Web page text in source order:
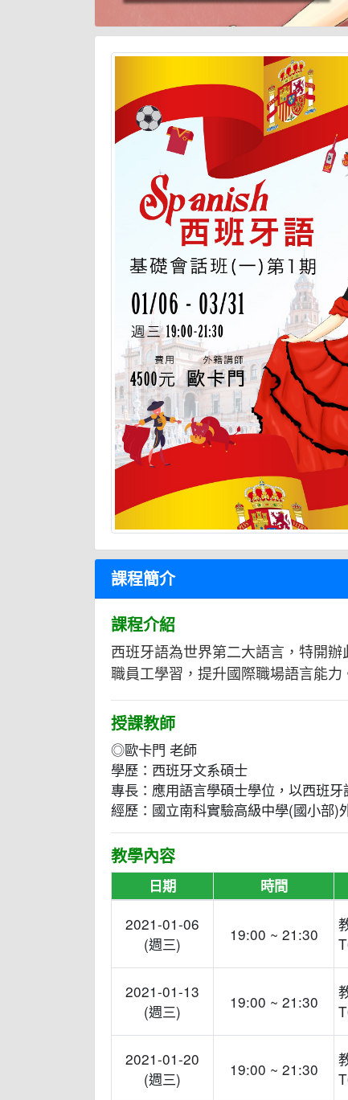
課程簡介
課程介紹
西班牙語為世界第二大語言，特開
職員工學習，提升國際職場語言能力
授課教師
◎歐卡門 老師
學歷：西班牙文系碩士
專長：應用語言學碩士學位，以西班
經歷：國立南科實驗高級中學(國小部)
教學內容
日期 時間
2021-01-06
(週三)
19:00 ~ 21:30
2021-01-13
(週三)
19:00 ~ 21:30
2021-01-20
(週三)
19:00 ~ 21:30